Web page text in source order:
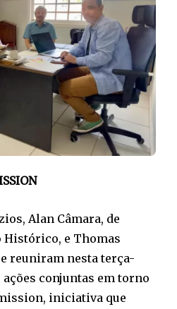
Alan Câmara, de
e Thomas
reuniram nesta terça-
conjuntas em torno
iniciativa que